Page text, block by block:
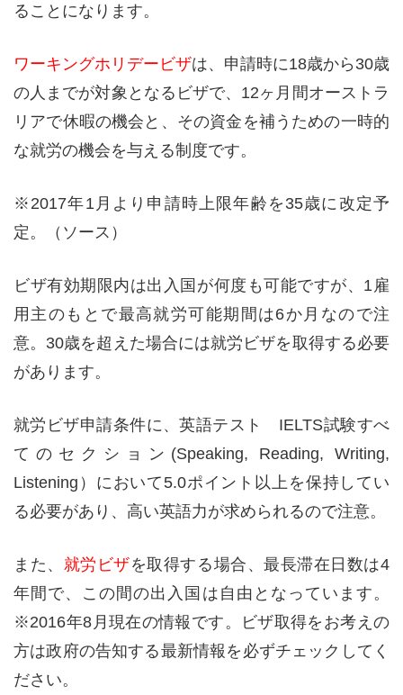
ることになります。
ワーキングホリデービザは、申請時に18歳から30歳
の人までが対象となるビザで、12ヶ月間オーストラ
リアで休暇の機会と、その資金を補うための一時的
な就労の機会を与える制度です。
※2017年1月より申請時上限年齢を35歳に改定予
定。（ソース）
ビザ有効期限内は出入国が何度も可能ですが、1雇
用主のもとで最高就労可能期間は6か月なので注
意。30歳を超えた場合には就労ビザを取得する必要
があります。
就労ビザ申請条件に、英語テスト IELTS試験すべ
てのセクション(Speaking, Reading, Writing,
Listening）において5.0ポイント以上を保持してい
る必要があり、高い英語力が求められるので注意。
また、 就労ビザを取得する場合、最長滞在日数は4
年間で、この間の出入国は自由となっています。
※2016年8月現在の情報です。ビザ取得をお考えの
方は政府の告知する最新情報を必ずチェックしてく
ださい。